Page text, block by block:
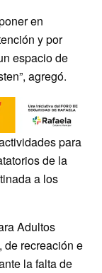
en
y por
espacio de
agregó.
para
de la
a los
Adultos
de recreación e
la falta de